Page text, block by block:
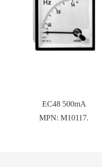
EC48 500mA
MPN:M10117.